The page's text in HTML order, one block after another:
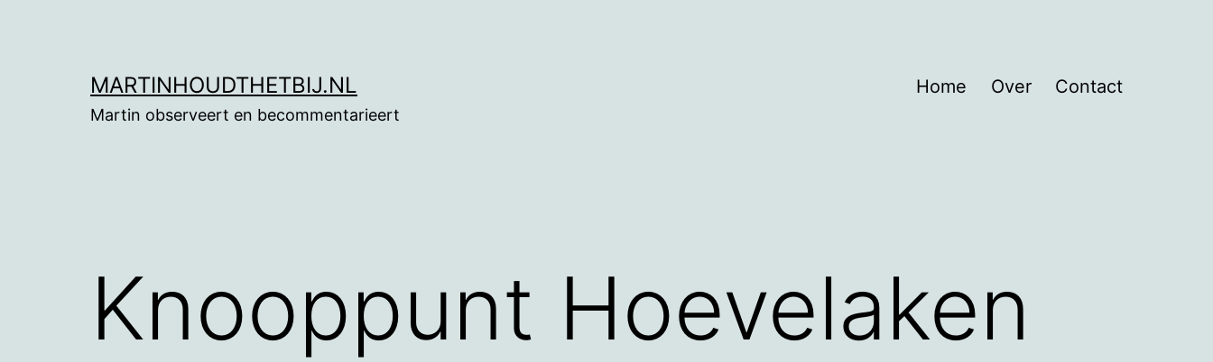
MARTINHOUDTHETBIJ.NL
Martin observeert en becommentarieert
Home Over Contact
Knooppunt Hoevelaken